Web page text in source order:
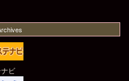
ビ